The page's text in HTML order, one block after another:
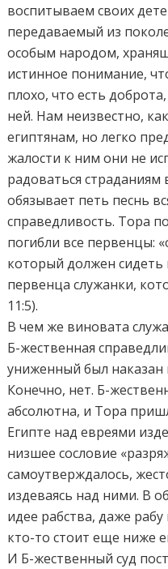
воспитываем своих
передаваемый из
особым народом,
истинное понимание,
плохо, что есть
ней. Нам неизвестно,
египтянам, но легко
жалости к ним они не
радоваться
обязывает петь песнь
справедливость. Тора
погибли все первенцы:
который должен сидеть
первенца служанки,
11:5).
В чем же виновата
Б-жественная
униженный был наказан
Конечно, нет. Б-
абсолютна, и Тора
Египте над евреями
низшее сословие
самоутверждалось,
издеваясь над ними. В
идее рабства, даже
кто-то стоит еще ниже
И Б-жественный суд